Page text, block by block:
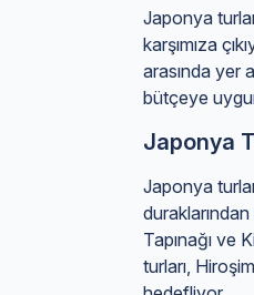
Japonya
karşımıza
arasında yer
bütçeye
Japonya
Japonya
Tapınağı ve
turları,